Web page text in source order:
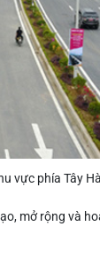
vực phía Tây
mở rộng và